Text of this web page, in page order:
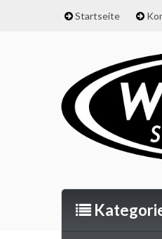
Startseite